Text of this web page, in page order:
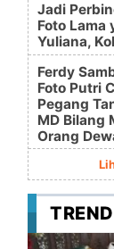
Jadi
Foto Lama
Yuliana,
Ferdy
Foto Putri
Pegang
MD Bilang
Orang